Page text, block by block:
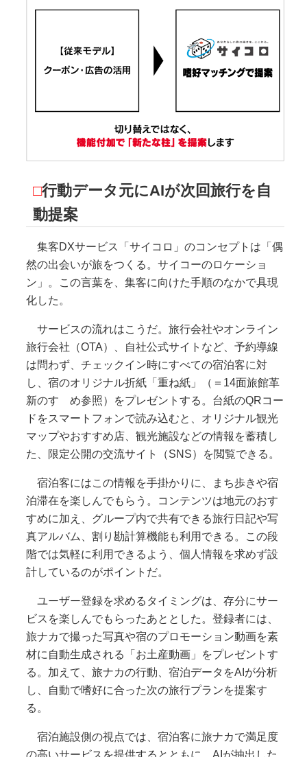
□行動データ元にAIが次回旅行を自
動提案
集客DXサービス「サイコロ」のコンセプトは「偶
然の出会いが旅をつくる。サイコーのロケーショ
ン」。この言葉を、集客に向けた手順のなかで具現
化した。
サービスの流れはこうだ。旅行会社やオンライン
旅行会社（OTA）、自社公式サイトなど、予約導線
は問わず、チェックイン時にすべての宿泊客に対
し、宿のオリジナル折紙「重ね紙」（＝14面旅館革
新のすゝめ参照）をプレゼントする。台紙のQRコー
ドをスマートフォンで読み込むと、オリジナル観光
マップやおすすめ店、観光施設などの情報を蓄積し
た、限定公開の交流サイト（SNS）を閲覧できる。
宿泊客にはこの情報を手掛かりに、まち歩きや宿
泊滞在を楽しんでもらう。コンテンツは地元のおす
すめに加え、グループ内で共有できる旅行日記や写
真アルバム、割り勘計算機能も利用できる。この段
階では気軽に利用できるよう、個人情報を求めず設
計しているのがポイントだ。
ユーザー登録を求めるタイミングは、存分にサー
ビスを楽しんでもらったあととした。登録者には、
旅ナカで撮った写真や宿のプロモーション動画を素
材に自動生成される「お土産動画」をプレゼントす
る。加えて、旅ナカの行動、宿泊データをAIが分析
し、自動で嗜好に合った次の旅行プランを提案す
る。
宿泊施設側の視点では、宿泊客に旅ナカで満足度